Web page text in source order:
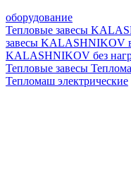
оборудование
Тепловые завесы
завесы KALASHNIKOV
KALASHNIKOV без
Тепловые завесы
Тепломаш электрические